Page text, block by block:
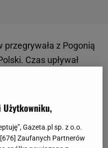
przegrywała z Pogonią
Czas upływał
ekstraklasy był coraz
Kwiatkowski
Wisła doprowadziła
Użytkowniku,
Gazeta.pl sp. z o.o.
676] Zaufanych Partnerów